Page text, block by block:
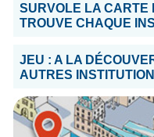
SURVOLE LA CARTE
TROUVE CHAQUE
JEU : A LA
AUTRES